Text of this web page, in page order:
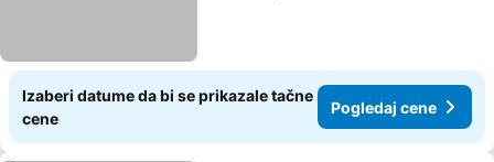
Izaberi datume da bi se prikazale tačne
cene
Pogledaj cene